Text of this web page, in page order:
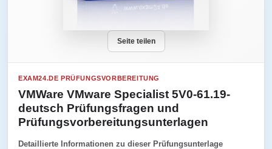
Seite teilen
EXAM24.DE PRÜFUNGSVORBEREITUNG
VMWare VMware Specialist 5V0-61.19-
deutsch Prüfungsfragen und
Prüfungsvorbereitungsunterlagen
Detaillierte Informationen zu dieser Prüfungsunterlage